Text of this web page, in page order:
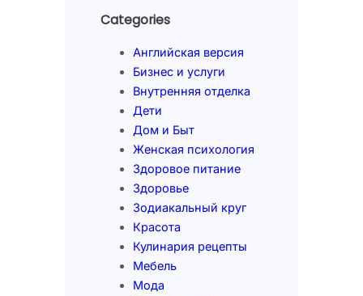
Categories
Английская версия
Бизнес и услуги
Внутренняя отделка
Дети
Дом и Быт
Женская психология
Здоровое питание
Здоровье
Зодиакальный круг
Красота
Кулинария рецепты
Мебель
Мода